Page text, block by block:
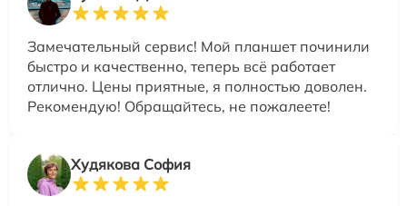
Замечательный сервис! Мой планшет починили
быстро и качественно, теперь всё работает
отлично. Цены приятные, я полностью доволен.
Рекомендую! Обращайтесь, не пожалеете!
Худякова София